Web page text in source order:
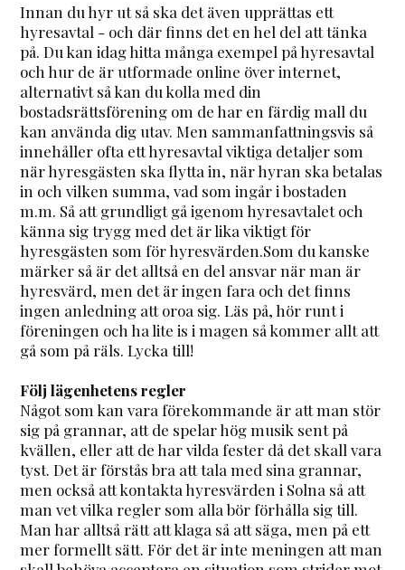
Innan du hyr ut så ska det även upprättas ett
hyresavtal - och där finns det en hel del att tänka
på. Du kan idag hitta många exempel på hyresavtal
och hur de är utformade online över internet,
alternativt så kan du kolla med din
bostadsrättsförening om de har en färdig mall du
kan använda dig utav. Men sammanfattningsvis så
innehåller ofta ett hyresavtal viktiga detaljer som
när hyresgästen ska flytta in, när hyran ska betalas
in och vilken summa, vad som ingår i bostaden
m.m. Så att grundligt gå igenom hyresavtalet och
känna sig trygg med det är lika viktigt för
hyresgästen som för hyresvärden.Som du kanske
märker så är det alltså en del ansvar när man är
hyresvärd, men det är ingen fara och det finns
ingen anledning att oroa sig. Läs på, hör runt i
föreningen och ha lite is i magen så kommer allt att
gå som på räls. Lycka till!
Följ lägenhetens regler
Något som kan vara förekommande är att man stör
sig på grannar, att de spelar hög musik sent på
kvällen, eller att de har vilda fester då det skall vara
tyst. Det är förstås bra att tala med sina grannar,
men också att kontakta hyresvärden i Solna så att
man vet vilka regler som alla bör förhålla sig till.
Man har alltså rätt att klaga så att säga, men på ett
mer formellt sätt. För det är inte meningen att man